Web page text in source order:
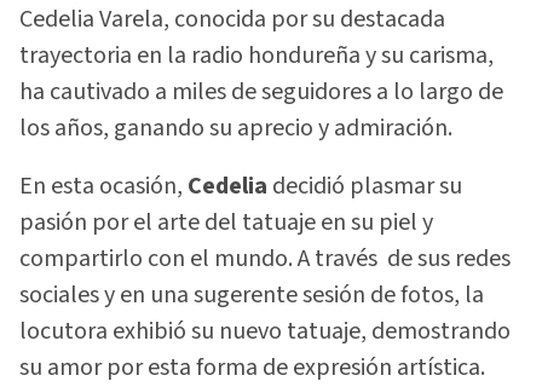
Cedelia Varela, conocida por su destacada
trayectoria en la radio hondureña y su carisma,
ha cautivado a miles de seguidores a lo largo de
los años, ganando su aprecio y admiración.
En esta ocasión, Cedelia decidió plasmar su
pasión por el arte del tatuaje en su piel y
compartirlo con el mundo. A través de sus redes
sociales y en una sugerente sesión de fotos, la
locutora exhibió su nuevo tatuaje, demostrando
su amor por esta forma de expresión artística.